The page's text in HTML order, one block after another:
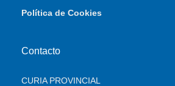
Política de Cookies
Contacto
CURIA PROVINCIAL